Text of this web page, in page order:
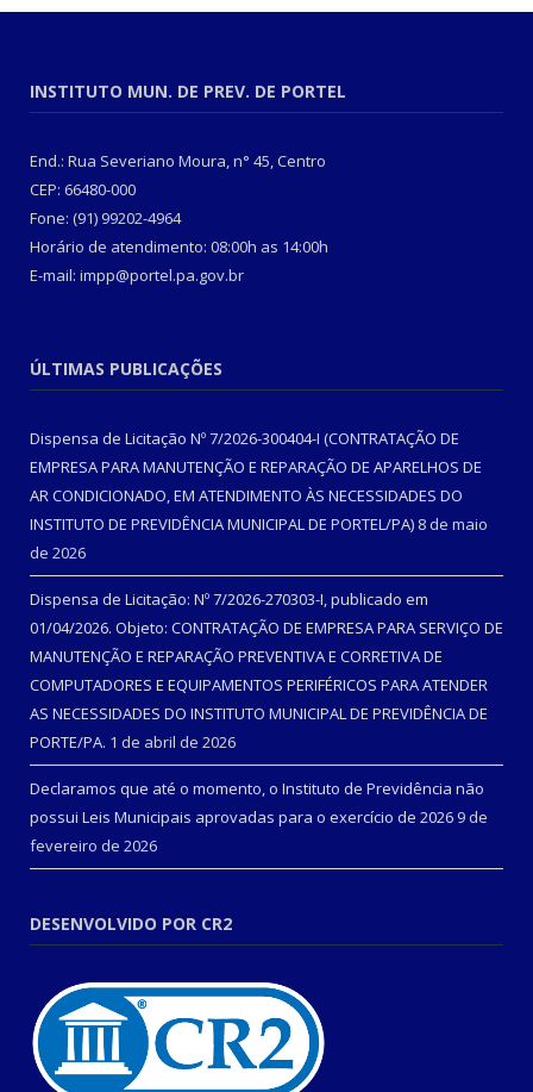
INSTITUTO MUN. DE PREV. DE PORTEL
End.: Rua Severiano Moura, n° 45, Centro
CEP: 66480-000
Fone: (91) 99202-4964
Horário de atendimento: 08:00h as 14:00h
E-mail: impp@portel.pa.gov.br
ÚLTIMAS PUBLICAÇÕES
Dispensa de Licitação Nº 7/2026-300404-I (CONTRATAÇÃO DE
EMPRESA PARA MANUTENÇÃO E REPARAÇÃO DE APARELHOS DE
AR CONDICIONADO, EM ATENDIMENTO ÀS NECESSIDADES DO
INSTITUTO DE PREVIDÊNCIA MUNICIPAL DE PORTEL/PA) 8 de maio
de 2026
Dispensa de Licitação: Nº 7/2026-270303-I, publicado em
01/04/2026. Objeto: CONTRATAÇÃO DE EMPRESA PARA SERVIÇO DE
MANUTENÇÃO E REPARAÇÃO PREVENTIVA E CORRETIVA DE
COMPUTADORES E EQUIPAMENTOS PERIFÉRICOS PARA ATENDER
AS NECESSIDADES DO INSTITUTO MUNICIPAL DE PREVIDÊNCIA DE
PORTE/PA. 1 de abril de 2026
Declaramos que até o momento, o Instituto de Previdência não
possui Leis Municipais aprovadas para o exercício de 2026 9 de
fevereiro de 2026
DESENVOLVIDO POR CR2